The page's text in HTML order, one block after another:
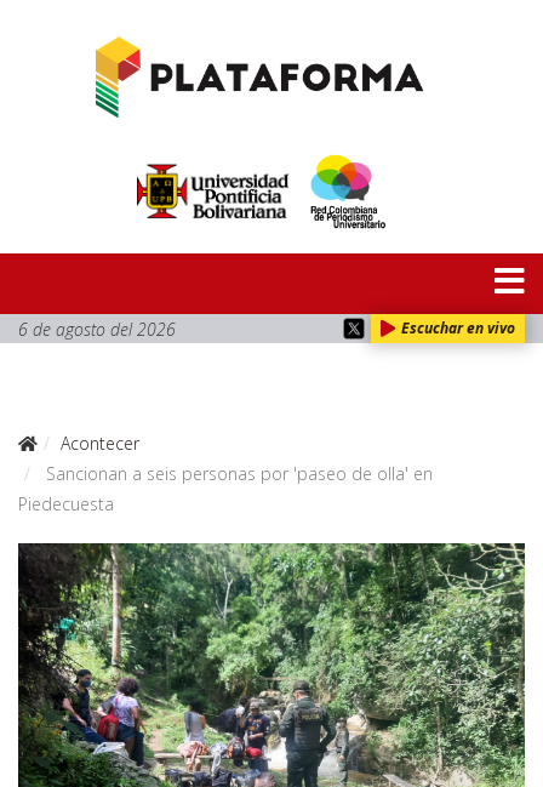
6 de agosto del 2026 Escuchar en vivo
Acontecer
Sancionan a seis personas por 'paseo de olla' en
Piedecuesta